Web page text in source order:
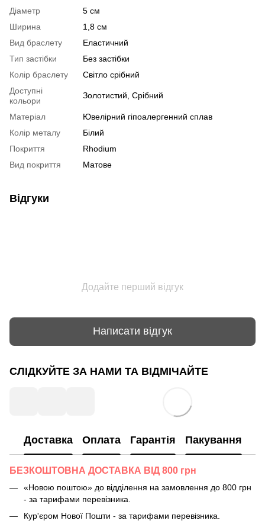
Діаметр
5 см
Ширина
1,8 см
Вид браслету
Еластичний
Тип застібки
Без застібки
Колір браслету
Світло срібний
Доступні
кольори
Золотистий, Срібний
Матеріал
Ювелірний гіпоалергенний сплав
Колір металу
Білий
Покриття
Rhodium
Вид покриття
Матове
Відгуки
Додайте перший відгук
Написати відгук
СЛІДКУЙТЕ ЗА НАМИ ТА ВІДМІЧАЙТЕ
Доставка Оплата Гарантія Пакування
БЕЗКОШТОВНА ДОСТАВКА ВІД 800 грн
«Новою поштою» до відділення на замовлення до 800 грн
- за тарифами перевізника.
Кур'єром Нової Пошти - за тарифами перевізника.